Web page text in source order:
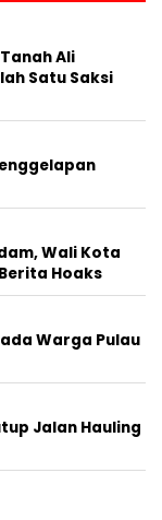
Ali
Satu Saksi
Wali Kota
Hoaks
Warga Pulau
Jalan Hauling